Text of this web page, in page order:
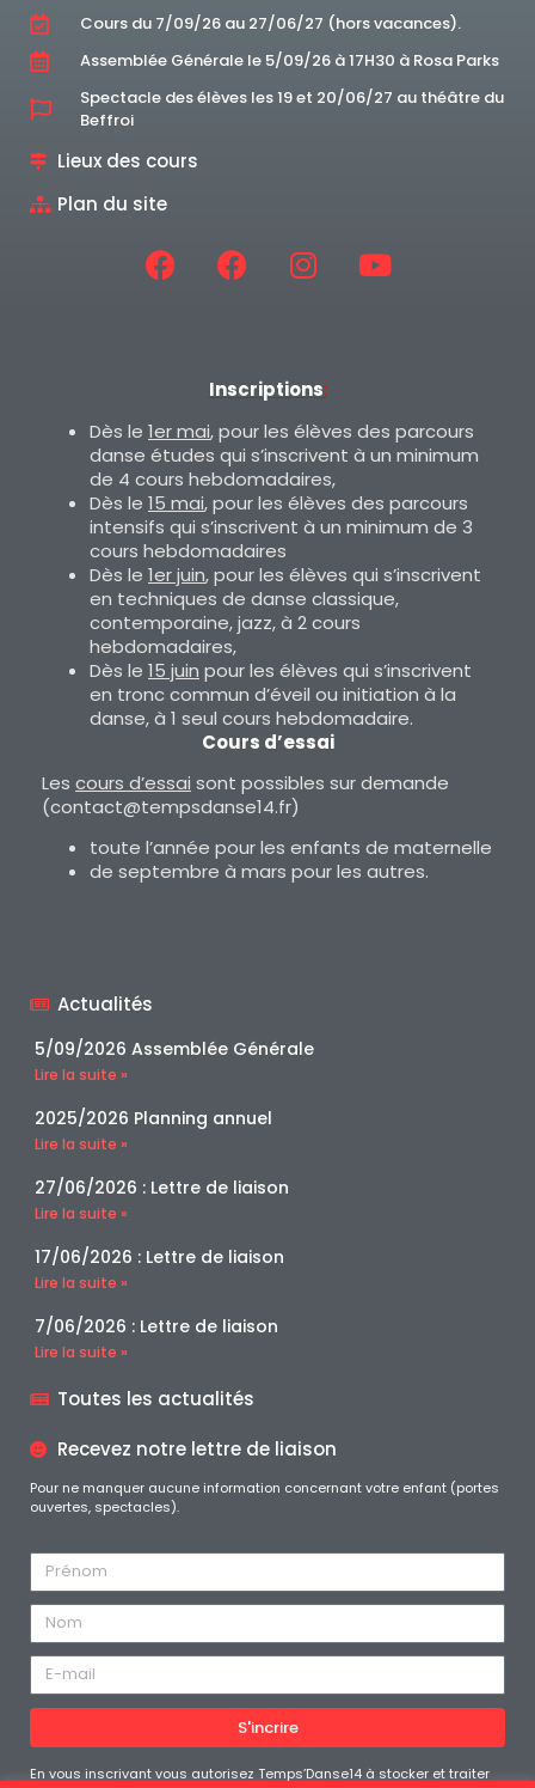
Cours du 7/09/26 au 27/06/27 (hors vacances).
Assemblée Générale le 5/09/26 à 17H30 à Rosa Parks
Spectacle des élèves les 19 et 20/06/27 au théâtre du
Beffroi
Lieux des cours
Plan du site
Inscriptions:
Dès le 1er mai, pour les élèves des parcours
danse études qui s’inscrivent à un minimum
de 4 cours hebdomadaires,
Dès le 15 mai, pour les élèves des parcours
intensifs qui s’inscrivent à un minimum de 3
cours hebdomadaires
Dès le 1er juin, pour les élèves qui s’inscrivent
en techniques de danse classique,
contemporaine, jazz, à 2 cours
hebdomadaires,
Dès le 15 juin pour les élèves qui s’inscrivent
en tronc commun d’éveil ou initiation à la
danse, à 1 seul cours hebdomadaire.
Cours d’essai
Les cours d’essai sont possibles sur demande
(contact@tempsdanse14.fr)
toute l’année pour les enfants de maternelle
de septembre à mars pour les autres.
Actualités
5/09/2026 Assemblée Générale
Lire la suite »
2025/2026 Planning annuel
Lire la suite »
27/06/2026 : Lettre de liaison
Lire la suite »
17/06/2026 : Lettre de liaison
Lire la suite »
7/06/2026 : Lettre de liaison
Lire la suite »
Toutes les actualités
Recevez notre lettre de liaison
Pour ne manquer aucune information concernant votre enfant (portes
ouvertes, spectacles).
S'incrire
En vous inscrivant vous autorisez Temps’Danse14 à stocker et traiter